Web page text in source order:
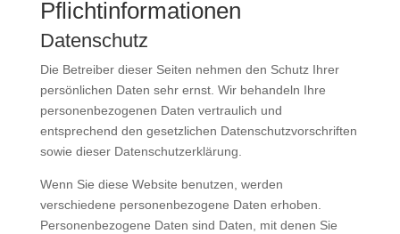
Pflicht­informationen
Datenschutz
Die Betreiber dieser Seiten nehmen den Schutz Ihrer
persönlichen Daten sehr ernst. Wir behandeln Ihre
personenbezogenen Daten vertraulich und
entsprechend den gesetzlichen Datenschutzvorschriften
sowie dieser Datenschutzerklärung.
Wenn Sie diese Website benutzen, werden
verschiedene personenbezogene Daten erhoben.
Personenbezogene Daten sind Daten, mit denen Sie